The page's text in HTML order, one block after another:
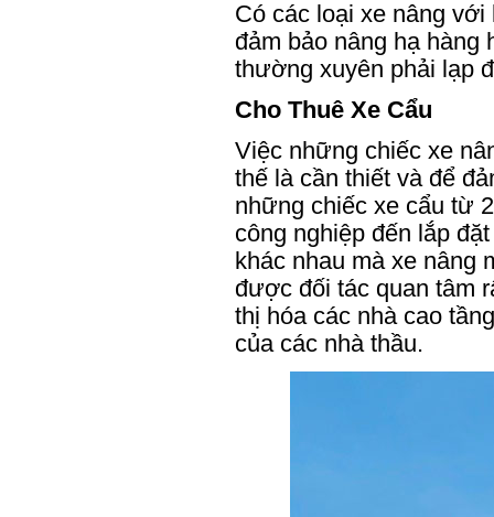
Có các loại xe nâng
đảm bảo nâng hạ hàng
thường xuyên phải lạp
Cho Thuê Xe Cẩu
Việc những chiếc xe
thế là cần thiết và để
những chiếc xe cẩu từ
công nghiệp đến lắp
khác nhau mà xe nâng
được đối tác quan tâm
thị hóa các nhà cao
của các nhà thầu.